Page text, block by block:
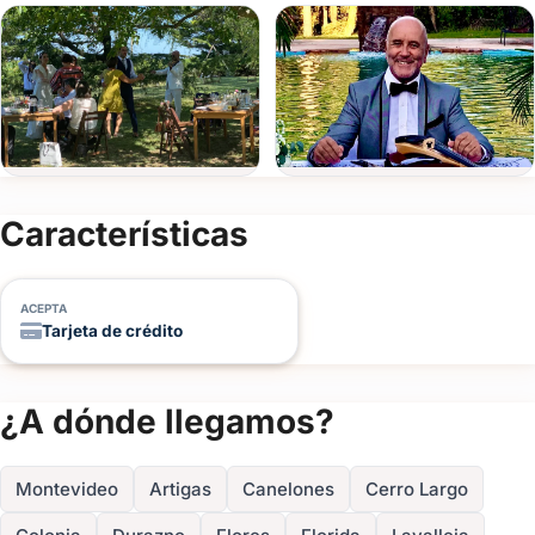
Consultá disponibilidad y descubrí cómo Edison Mouriño
puede elevar tu evento con una propuesta artística y
emocional que nadie se espera.
Completá el formulario o escribinos por WhatsApp para
conocer las opciones personalizadas para tu fiesta o evento
empresarial.
Características
ACEPTA
Tarjeta de crédito
¿A dónde llegamos?
Montevideo Artigas Canelones Cerro Largo